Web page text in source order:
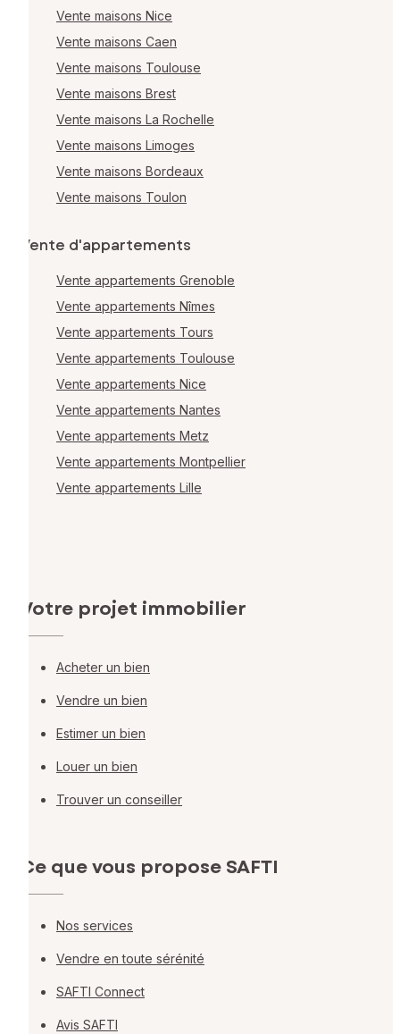
Vente maisons Nice
Vente maisons Caen
Vente maisons Toulouse
Vente maisons Brest
Vente maisons La Rochelle
Vente maisons Limoges
Vente maisons Bordeaux
Vente maisons Toulon
Vente d'appartements
Vente appartements Grenoble
Vente appartements Nîmes
Vente appartements Tours
Vente appartements Toulouse
Vente appartements Nice
Vente appartements Nantes
Vente appartements Metz
Vente appartements Montpellier
Vente appartements Lille
Votre projet immobilier
Acheter un bien
Vendre un bien
Estimer un bien
Louer un bien
Trouver un conseiller
Ce que vous propose SAFTI
Nos services
Vendre en toute sérénité
SAFTI Connect
Avis SAFTI